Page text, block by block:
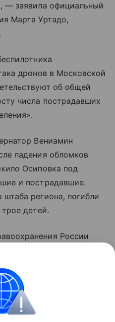
— заявила официальный
Марта Уртадо,
дронов в Московской
об общей
числа пострадавших
Вениамин
падения обломков
Осиповка под
и пострадавшие.
региона, погибли
детей.
России
ООН